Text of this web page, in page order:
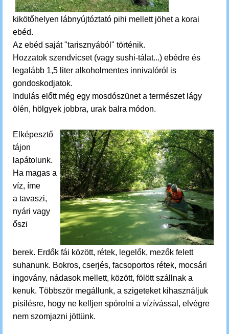
kikötőhelyen lábnyújtóztató pihi mellett jöhet a korai
ebéd.
Az ebéd saját "tarisznyából" történik.
Hozzatok szendvicset (vagy sushi-tálat...) ebédre és
legalább 1,5 liter alkoholmentes innivalóról is
gondoskodjatok.
Indulás előtt még egy mosdószünet a természet lágy
ölén, hölgyek jobbra, urak balra módon.
Elképesztő
tájon
lapátolunk.
Ha magas a
víz, íme
a tavaszi,
nyári vagy
őszi
berek. Erdők fái között, rétek, legelők, mezők felett
suhanunk. Bokros, cserjés, facsoportos rétek, mocsári
ingovány, nádasok mellett, között, fölött szállnak a
kenuk. Többször megállunk, a szigeteket kihasználjuk
pisilésre, hogy ne kelljen spórolni a vízívással, elvégre
nem szomjazni jöttünk.